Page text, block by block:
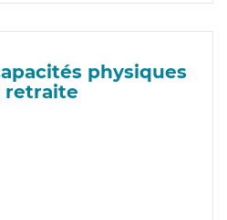
physiques
retraite